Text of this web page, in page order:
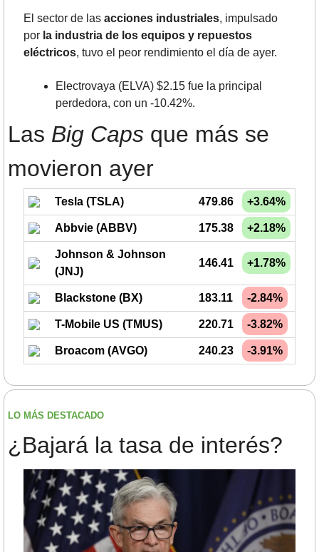
El sector de las acciones industriales, impulsado
por la industria de los equipos y repuestos
eléctricos, tuvo el peor rendimiento el día de ayer.
Electrovaya (ELVA) $2.15 fue la principal
perdedora, con un -10.42%.
Las Big Caps que más se
movieron ayer
Tesla (TSLA) 479.86 +3.64%
Abbvie (ABBV) 175.38 +2.18%
Johnson & Johnson
(JNJ)
146.41 +1.78%
Blackstone (BX) 183.11 -2.84%
T-Mobile US (TMUS) 220.71 -3.82%
Broacom (AVGO) 240.23 -3.91%
LO MÁS DESTACADO
¿Bajará la tasa de interés?